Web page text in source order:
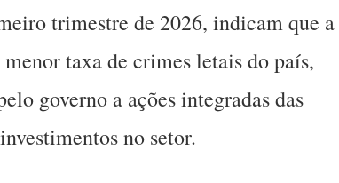
trimestre de 2026, indicam que a
taxa de crimes letais do país,
governo a ações integradas das
no setor.